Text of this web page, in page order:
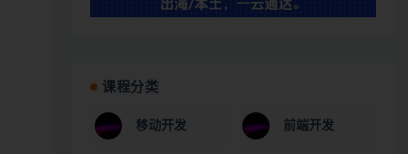
课程分类
移动开发 前端开发